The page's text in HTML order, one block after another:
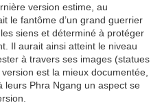
version estime, au
le fantôme d’un grand guerrier
siens et déterminé à protéger
Il aurait ainsi atteint le niveau
à travers ses images (statues
est la mieux documentée,
leurs Phra Ngang un aspect se